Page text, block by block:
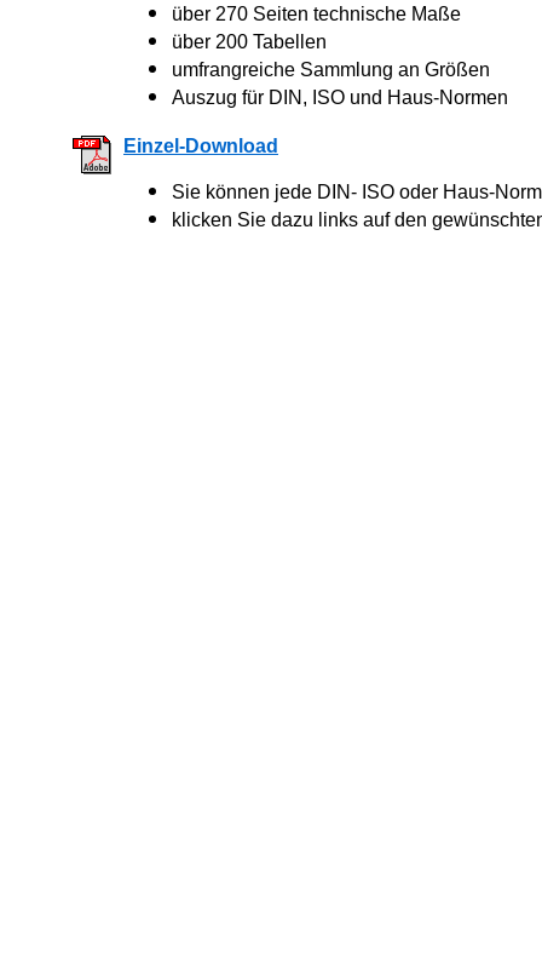
über 270 Seiten technische Maße
über 200 Tabellen
umfrangreiche Sammlung an Größen
Auszug für DIN, ISO und Haus-Normen
Einzel-Download
Sie können jede DIN- ISO oder Haus-
klicken Sie dazu links auf den